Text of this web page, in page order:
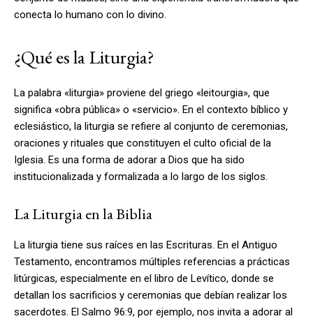
conecta lo humano con lo divino.
¿Qué es la Liturgia?
La palabra «liturgia» proviene del griego «leitourgia», que
significa «obra pública» o «servicio». En el contexto bíblico y
eclesiástico, la liturgia se refiere al conjunto de ceremonias,
oraciones y rituales que constituyen el culto oficial de la
Iglesia. Es una forma de adorar a Dios que ha sido
institucionalizada y formalizada a lo largo de los siglos.
La Liturgia en la Biblia
La liturgia tiene sus raíces en las Escrituras. En el Antiguo
Testamento, encontramos múltiples referencias a prácticas
litúrgicas, especialmente en el libro de Levítico, donde se
detallan los sacrificios y ceremonias que debían realizar los
sacerdotes. El Salmo 96:9, por ejemplo, nos invita a adorar al